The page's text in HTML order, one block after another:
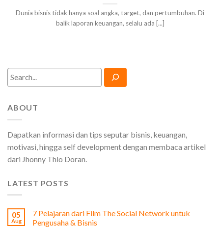
Dunia bisnis tidak hanya soal angka, target, dan pertumbuhan. Di
balik laporan keuangan, selalu ada [...]
Search
ABOUT
Dapatkan informasi dan tips seputar bisnis, keuangan,
motivasi, hingga self development dengan membaca artikel
dari Jhonny Thio Doran.
LATEST POSTS
05
Aug
7 Pelajaran dari Film The Social Network untuk
Pengusaha & Bisnis